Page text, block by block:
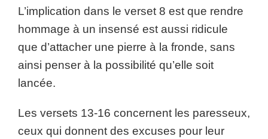
L’implication dans le verset 8 est que rendre
hommage à un insensé est aussi ridicule
que d’attacher une pierre à la fronde, sans
ainsi penser à la possibilité qu’elle soit
lancée.
Les versets 13-16 concernent les paresseux,
ceux qui donnent des excuses pour leur